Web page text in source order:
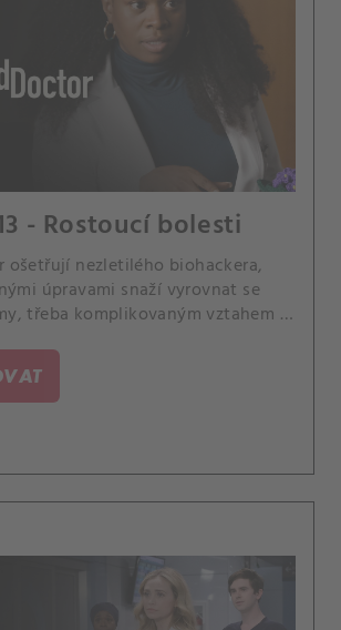
- Rostoucí bolesti
ošetřují nezletilého biohackera,
úpravami snaží vyrovnat se
třeba komplikovaným vztahem s
pacientky trpící velkými